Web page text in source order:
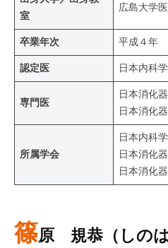
室
広島大学
卒業年次 平成４年
認定医 日本内科
専門医
日本消化
日本消化
所属学会
日本内科
日本消化
日本消化
篠原 規恭（しの